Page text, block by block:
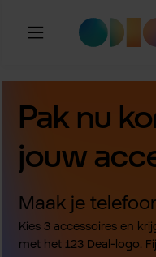
Ga naar de hoofdinhoud
Pak nu
jouw
Maak je
Kies 3 accessoires en
met het 123 Deal-logo.